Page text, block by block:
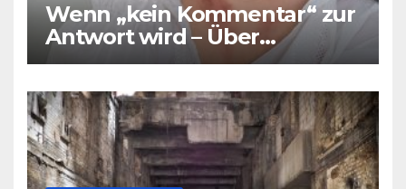
Wenn „kein Kommentar“ zur
Antwort wird – Über
Warnsignale aus Schulen, die